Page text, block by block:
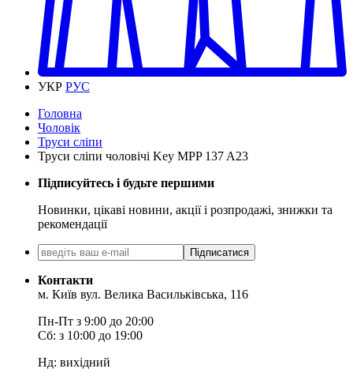
УКР РУС
Головна
Чоловік
Труси сліпи
Труси сліпи чоловічі Key MPP 137 A23
Підписуйтесь і будьте першими
Новинки, цікаві новини, акції і розпродажі, знижки та
рекомендації
Підписатися
Контакти
м. Київ вул. Велика Васильківська, 116
Пн-Пт з 9:00 до 20:00
Сб: з 10:00 до 19:00
Нд: вихідний